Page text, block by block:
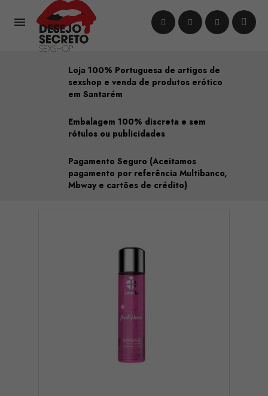

Loja 100% Portuguesa de artigos de
sexshop e venda de produtos erótico
em Santarém
Embalagem 100% discreta e sem
rótulos ou publicidades
Pagamento Seguro (Aceitamos
pagamento por referência Multibanco,
Mbway e cartões de crédito)